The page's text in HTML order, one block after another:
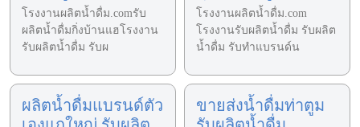
โรงงานผลิตน้ำดื่ม.comรับ
ผลิตน้ำดื่มกิ่งบ้านแฮโรงงาน
รับผลิตน้ำดื่ม รับผ
โรงงานผลิตน้ำดื่ม.com
โรงงานรับผลิตน้ำดื่ม รับผลิต
น้ำดื่ม รับทำแบรนด์น
ผลิตน้ำดื่มแบรนด์ตัว
ขายส่งน้ำดื่มท่าตูม